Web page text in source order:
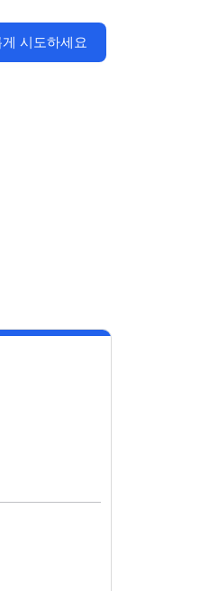
시도하세요